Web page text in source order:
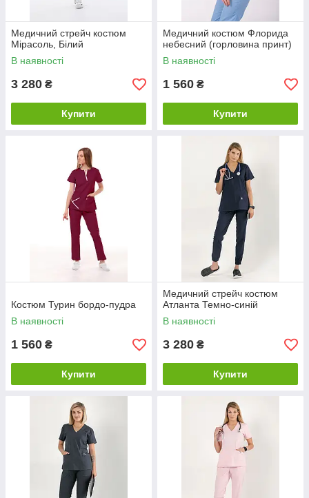
Медичний стрейч костюм
Мірасоль, Білий
В наявності
3 280 ₴
Купити
Медичний костюм Флорида
небесний (горловина принт)
В наявності
1 560 ₴
Купити
Костюм Турин бордо-пудра
В наявності
1 560 ₴
Купити
Медичний стрейч костюм
Атланта Темно-синій
В наявності
3 280 ₴
Купити